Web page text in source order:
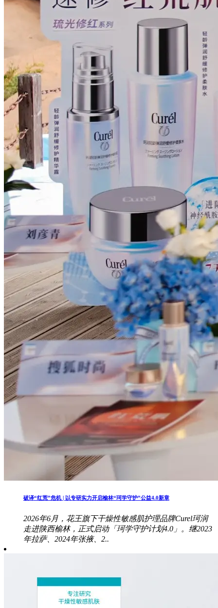
破译“红荒”危机 | 以专研实力开启榆林“珂学守护”公益4.0新章
2026年6月，花王旗下干燥性敏感肌护理品牌Curel珂润
走进陕西榆林，正式启动「珂学守护计划4.0」。继2023
年拉萨、2024年张掖、2..